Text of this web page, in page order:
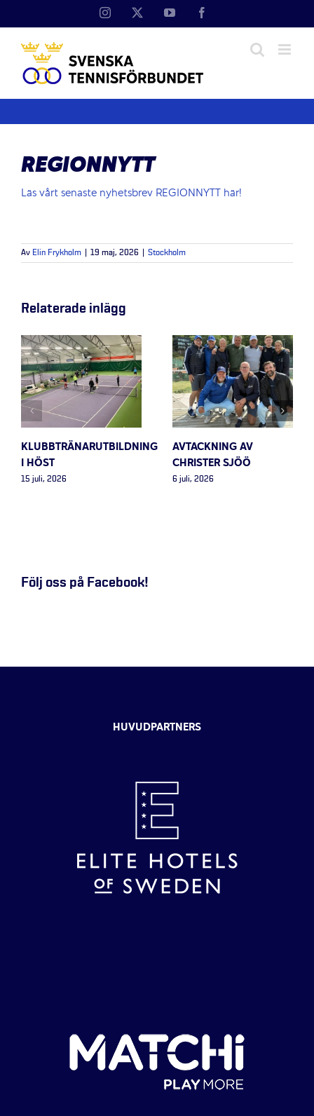
Instagram YouTube
REGIONNYTT
Läs vårt senaste nyhetsbrev REGIONNYTT här!
Av Elin Frykholm 19 maj, 2026 Stockholm
Relaterade inlägg
KLUBBTRÄNARUTBILDNING
I HÖST
15 juli, 2026
AVTACKNING AV
CHRISTER SJÖÖ
6 juli, 2026
Följ oss på Facebook!
HUVUDPARTNERS